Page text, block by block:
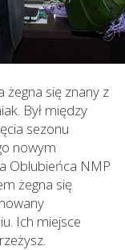
żegna się znany z
Był między
sezonu
nowym
Oblubieńca NMP
żegna się
Ich miejsce